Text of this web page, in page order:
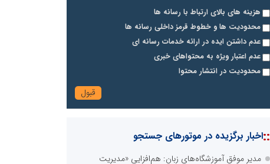
هزینه های بالای ارتباط با رسانه ها
محدودیت ها و خطوط قرمز داخلی رسانه ها
عدم داشتن ایده در ارائه خدمات رسانه ای
عدم اعتبار ویژه به محتواهای خبری
محدودیت در انتشار محتوا
::اخبار برگزیده در موتورهای جستجو
مدیر موفق آموزشگاه‌های زبان: هم‌افزایی «مدیریت